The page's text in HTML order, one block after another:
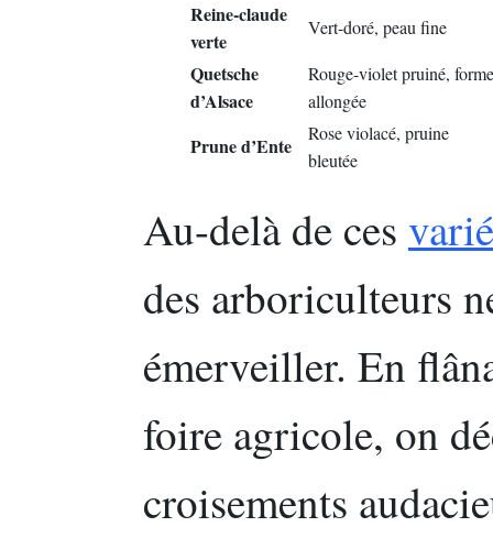
Reine-claude
verte
Vert-doré, peau fine
Quetsche
d’Alsace
Rouge-violet pruiné, forme
allongée
Prune d’Ente
Rose violacé, pruine
bleutée
Au-delà de ces
des arboriculteurs
émerveiller. En
foire agricole, on
croisements